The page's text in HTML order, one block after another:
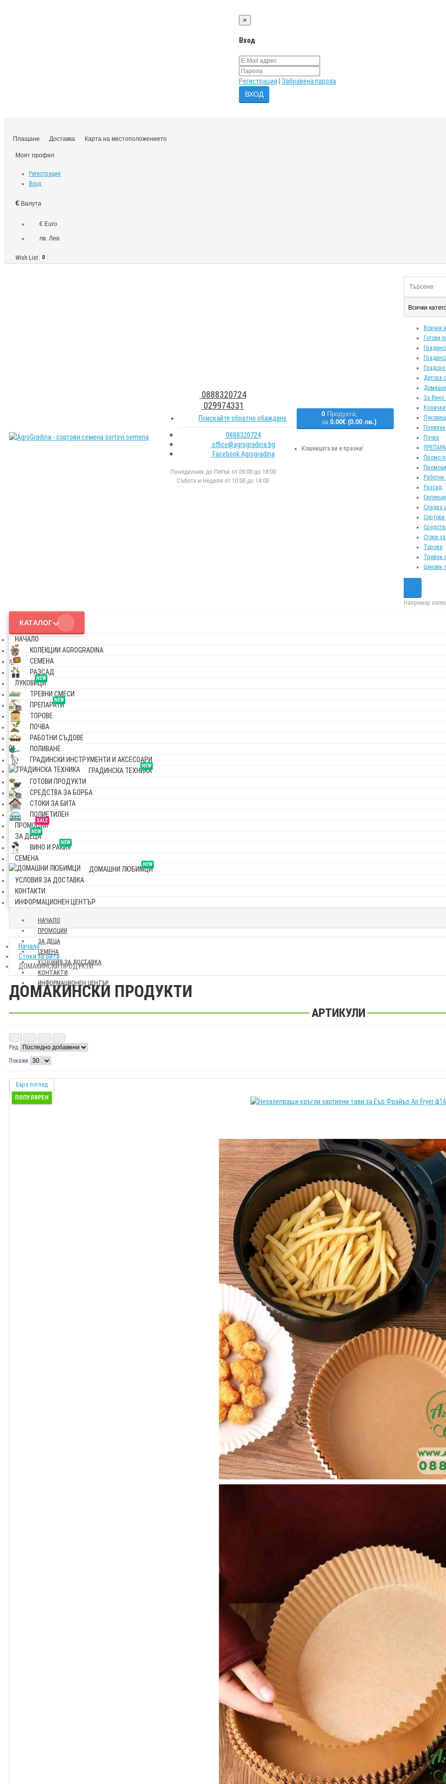
×
Вход
Регистрация Забравена парола
Плащане Доставка Карта на местоположението
Моят профил
Регистрация
Вход
€ Валута
€ Euro
лв. Лев
Wish List 0
0888320724
029974331
Поискайте обратно обаждане
0888320724
office@agrogradina.bg
Facebook Agrogradina
Понеделник до Петък от 09:00 до 18:00
Събота и Неделя от 10:00 до 14:00
0 Продукта,
за 0.00€ (0.00 лв.)
Кошницата ви е празна!
Всички
Всички
Готови
Детска
За Вино
Почва
Промо
Разсад
Сладка
Стоки
Торове
Тревни
Ценови
Например
КАТАЛОГ
НАЧАЛО
КОЛЕКЦИИ AGROGRADINA
СЕМЕНА
РАЗСАД
NEW
ЛУКОВИЦИ
ТРЕВНИ СМЕСИ
NEW
ПРЕПАРАТИ
ТОРОВЕ
ПОЧВА
РАБОТНИ СЪДОВЕ
ПОЛИВАНЕ
ГРАДИНСКИ ИНСТРУМЕНТИ И АКСЕСОАРИ
NEW
ГРАДИНСКА ТЕХНИКА
ГОТОВИ ПРОДУКТИ
СРЕДСТВА ЗА БОРБА
СТОКИ ЗА БИТА
ПОЛИЕТИЛЕН
SALE
ПРОМОЦИИ
NEW
ЗА ДЕЦА
NEW
ВИНО И РАКИЯ
СЕМЕНА
NEW
ДОМАШНИ ЛЮБИМЦИ
УСЛОВИЯ ЗА ДОСТАВКА
КОНТАКТИ
ИНФОРМАЦИОНЕН ЦЕНТЪР
НАЧАЛО
ПРОМОЦИИ
ЗА ДЕЦА
СЕМЕНА
УСЛОВИЯ ЗА ДОСТАВКА
КОНТАКТИ
ИНФОРМАЦИОНЕН ЦЕНТЪР
Начало
Стоки за бита
ДОМАКИНСКИ ПРОДУКТИ
ДОМАКИНСКИ ПРОДУКТИ
АРТИКУЛИ
Ред
Покажи
Бърз поглед
ПОПУЛЯРЕН